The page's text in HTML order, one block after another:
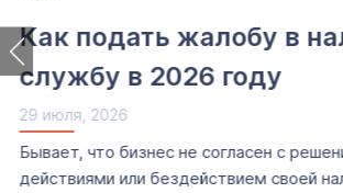
Как подать жалобу в
службу в 2026 году
29 июля, 2026
Бывает, что бизнес не согласен с
действиями или бездействием своей